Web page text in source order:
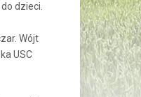
dzieci.
Wójt
USC